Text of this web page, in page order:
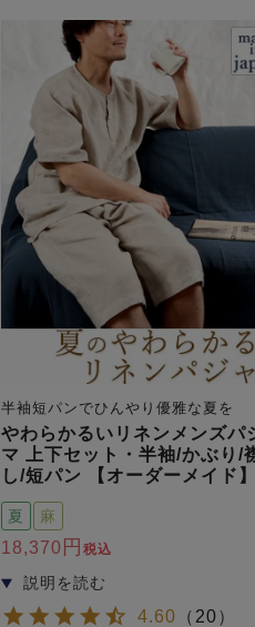
半袖短パンでひんやり優雅な夏を
やわらかるいリネンメンズパ
マ 上下セット・半袖/かぶり/
し/短パン 【オーダーメイド】
夏 麻
18,370 税込
4.60 （ 20）